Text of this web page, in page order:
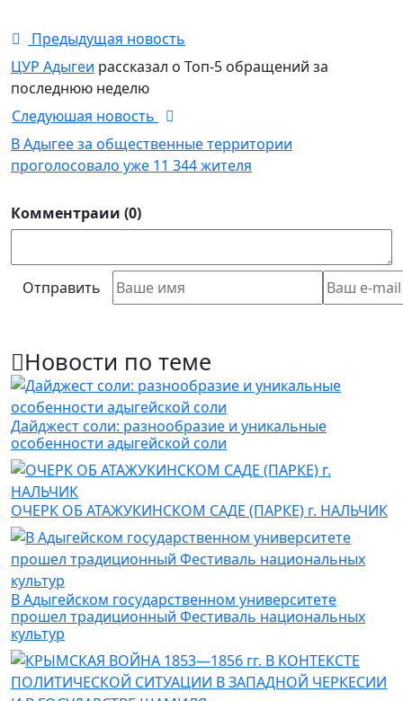
Предыдущая новость
ЦУР Адыгеи рассказал о Топ-5 обращений за
последнюю неделю
Следуюшая новость
В Адыгее за общественные территории
проголосовало уже 11 344 жителя
Комментраии (0)
Отправить
Новости по теме
Дайджест соли: разнообразие и уникальные
особенности адыгейской соли
ОЧЕРК ОБ АТАЖУКИНСКОМ САДЕ (ПАРКЕ) г. НАЛЬЧИК
В Адыгейском государственном университете
прошел традиционный Фестиваль национальных
культур